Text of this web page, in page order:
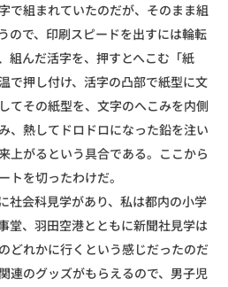
で組まれていたのだが、そのまま組
ので、印刷スピードを出すには輪転
組んだ活字を、押すとへこむ「紙
で押し付け、活字の凸部で紙型に文
てその紙型を、文字のへこみを内側
、熱してドロドロになった鉛を注い
上がるという具合である。ここから
トを切ったわけだ。
社会科見学があり、私は都内の小学
堂、羽田空港とともに新聞社見学は
どれかに行くという感じだったのだ
連のグッズがもらえるので、男子児